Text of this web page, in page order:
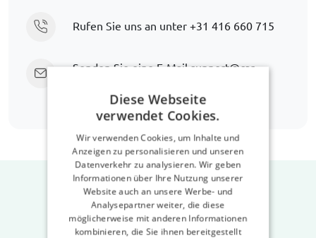
Rufen Sie uns an unter +31 416 660 715
Senden Sie eine E-Mailsupport@car-
Diese Webseite
verwendet Cookies.
Wir verwenden Cookies, um Inhalte und
Anzeigen zu personalisieren und unseren
Datenverkehr zu analysieren. Wir geben
Informationen über Ihre Nutzung unserer
Website auch an unsere Werbe- und
Analysepartner weiter, die diese
möglicherweise mit anderen Informationen
kombinieren, die Sie ihnen bereitgestellt